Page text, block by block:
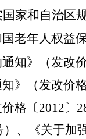
家和自治区
老年人权益
知》（发改
》（发改价
格〔2012〕
）、《关于